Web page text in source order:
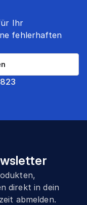
Ihr
fehlerhaften
direkt in dein
abmelden.